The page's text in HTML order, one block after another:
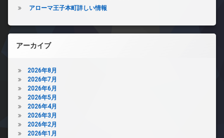
アローマ王子本町詳しい情報
アーカイブ
2026年8月
2026年7月
2026年6月
2026年5月
2026年4月
2026年3月
2026年2月
2026年1月